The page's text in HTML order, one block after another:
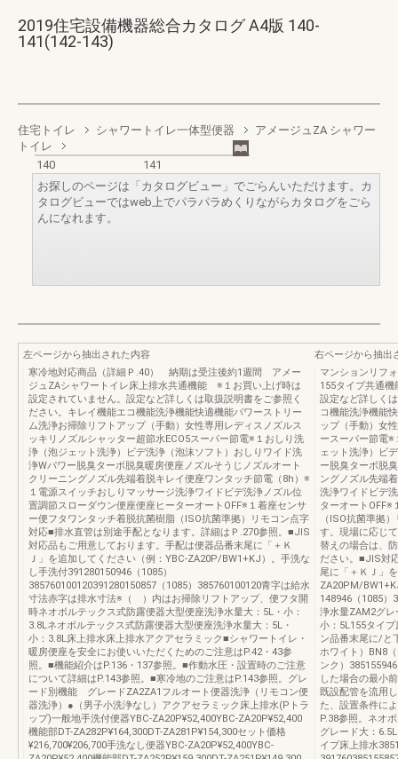
2019住宅設備機器総合カタログ A4版 140-
141(142-143)
住宅トイレ シャワートイレ一体型便器
アメージュZA シャワー
トイレ
140
141
お探しのページは「カタログビュー」でごらんいただけます。カ
タログビューではweb上でパラパラめくりながらカタログをごら
んになれます。
左ページから抽出された内容
寒冷地対応商品（詳細Ｐ.40） 納期は受注後約1週間 アメー
ジュZAシャワートイレ床上排水共通機能 ※１お買い上げ時は
設定されていません。設定など詳しくは取扱説明書をご参照く
ださい。キレイ機能エコ機能洗浄機能快適機能パワーストリー
ム洗浄お掃除リフトアップ（手動）女性専用レディスノズルス
ッキリノズルシャッター超節水ECO5スーパー節電※１おしり洗
浄（泡ジェット洗浄）ビデ洗浄（泡沫ソフト）おしりワイド洗
浄Wパワー脱臭ターボ脱臭暖房便座ノズルそうじノズルオート
クリーニングノズル先端着脱キレイ便座ワンタッチ節電（8h）※
１電源スイッチおしりマッサージ洗浄ワイドビデ洗浄ノズル位
置調節スローダウン便座便座ヒーターオートOFF※１着座センサ
ー便フタワンタッチ着脱抗菌樹脂（ISO抗菌準拠）リモコン点字
対応■排水直管は別途手配となります。詳細はＰ.270参照。■JIS
対応品もご用意しております。手配は便器品番末尾に「＋Ｋ
Ｊ」を追加してください（例：YBC-ZA20P/BW1+KJ）。手洗な
し手洗付391280150946（1085）
385760100120391280150857（1085）385760100120青字は給水
寸法赤字は排水寸法※（ ）内はお掃除リフトアップ、便フタ開
時ネオボルテックス式防露便器大型便座洗浄水量大：5L・小：
3.8Lネオボルテックス式防露便器大型便座洗浄水量大：5L・
小：3.8L床上排水床上排水アクアセラミック■シャワートイレ・
暖房便座を安全にお使いいただくためのご注意はP.42・43参
照。■機能紹介はP.136・137参照。■作動水圧・設置時のご注意
について詳細はP.143参照。■寒冷地のご注意はP.143参照。グレ
ード別機能 グレードZA2ZA1フルオート便器洗浄（リモコン便
器洗浄）●（男子小洗浄なし）アクアセラミック床上排水(Pトラ
ップ)一般地手洗付便器YBC-ZA20P¥52,400YBC-ZA20P¥52,400
機能部DT-ZA282P¥164,300DT-ZA281P¥154,300セット価格
¥216,700¥206,700手洗なし便器YBC-ZA20P¥52,400YBC-
右ページから抽出
マンションリフ
155タイプ共通
設定など詳しく
コ機能洗浄機能
ップ（手動）女
ースーパー節電
ェット洗浄）ビ
ー脱臭ターボ脱
ングノズル先端
洗浄ワイドビデ
ターオートOFF※
（ISO抗菌準拠
す。現場に応じ
替えの場合は、
ださい。■JIS対
尾に「＋ＫＪ」
ZA20PM/
148946（1085）
浄水量ZAM2グ
小：5L155タイ
ン品番末尾に/と
ホワイト）BN8
ンク）
した場合の最小
既設配管を流用
た、設置条件に
P.38参照。ネオ
グレード大：
イプ床上排水